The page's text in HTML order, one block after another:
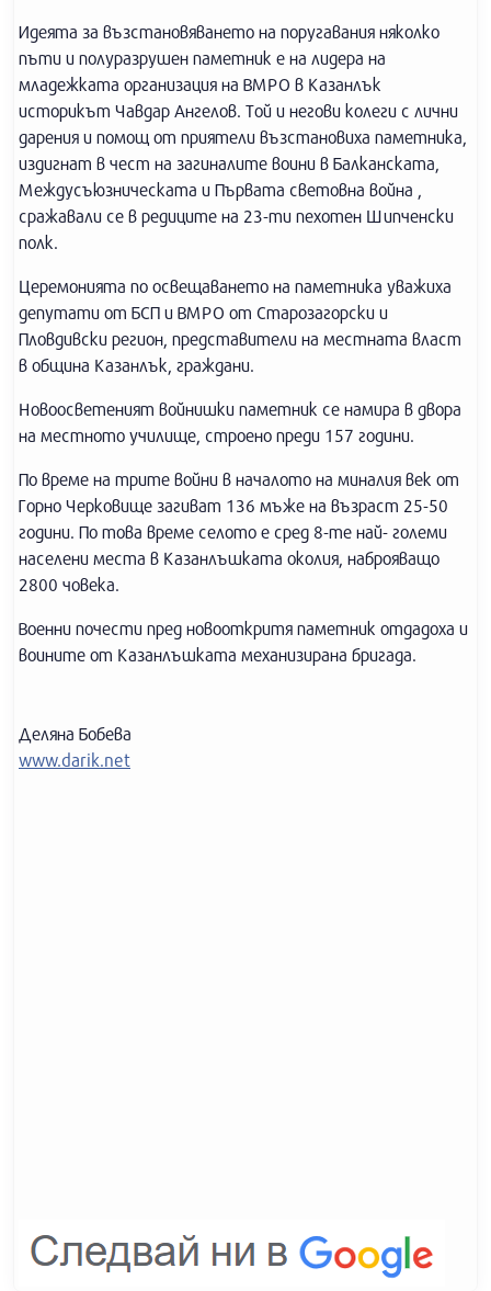
Идеята за възстановяването на поругавания няколко
пъти и полуразрушен паметник е на лидера на
младежката организация на ВМРО в Казанлък
историкът Чавдар Ангелов. Той и негови колеги с лични
дарения и помощ от приятели възстановиха паметника,
издигнат в чест на загиналите воини в Балканската,
Междусъюзническата и Първата световна война ,
сражавали се в редиците на 23-ти пехотен Шипченски
полк.
Церемонията по освещаването на паметника уважиха
депутати от БСП и ВМРО от Старозагорски и
Пловдивски регион, представители на местната власт
в община Казанлък, граждани.
Новоосветеният войнишки паметник се намира в двора
на местното училище, строено преди 157 години.
По време на трите войни в началото на миналия век от
Горно Черковище загиват 136 мъже на възраст 25-50
години. По това време селото е сред 8-те най- големи
населени места в Казанлъшката околия, наброяващо
2800 човека.
Военни почести пред новооткритя паметник отдадоха и
воините от Казанлъшката механизирана бригада.
Деляна Бобева
www.darik.net